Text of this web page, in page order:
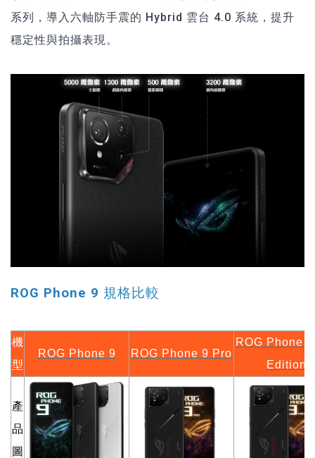
系列，導入六軸防手震的 Hybrid 雲台 4.0 系統，提升
穩定性與拍攝表現。
ROG Phone 9 規格比較
機
型
ROG Phone 9 ROG Phone 9 Pro
ROG Phone
Edition
產
品
圖